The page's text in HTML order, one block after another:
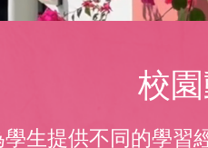
校
生提供不同的學習